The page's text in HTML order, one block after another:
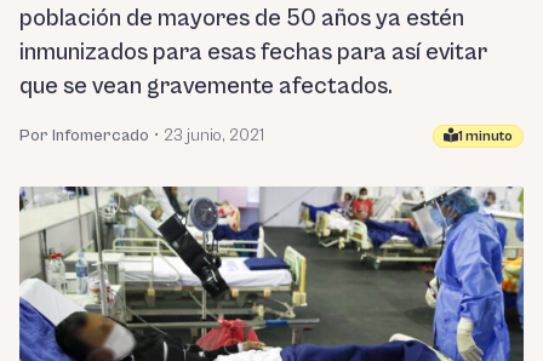
población de mayores de 50 años ya estén
inmunizados para esas fechas para así evitar
que se vean gravemente afectados.
Por Infomercado • 23 junio, 2021 1 minuto